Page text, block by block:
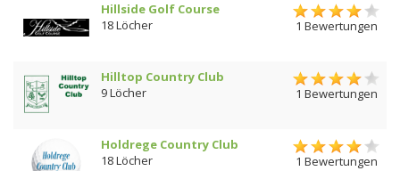
Hillside Golf Course
18 Löcher
1 Bewertungen
Hilltop Country Club
9 Löcher
1 Bewertungen
Holdrege Country Club
18 Löcher
1 Bewertungen